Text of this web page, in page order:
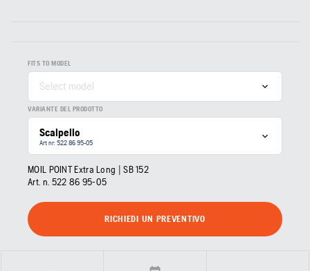
FITS TO MODEL
Select model
VARIANTE DEL PRODOTTO
Scalpello
Art nr: 522 86 95‑05
MOIL POINT Extra Long | SB 152
Art. n. 522 86 95‑05
RICHIEDI UN PREVENTIVO